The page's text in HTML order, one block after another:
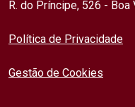
R. do Príncipe, 526 -
Política de Privacidade
Gestão de Cookies